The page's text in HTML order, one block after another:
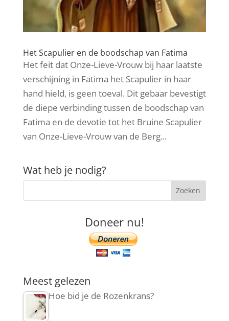
Het Scapulier en de boodschap van Fatima
Het feit dat Onze-Lieve-Vrouw bij haar laatste
verschijning in Fatima het Scapulier in haar
hand hield, is geen toeval. Dit gebaar bevestigt
de diepe verbinding tussen de boodschap van
Fatima en de devotie tot het Bruine Scapulier
van Onze-Lieve-Vrouw van de Berg...
Wat heb je nodig?
Doneer nu!
Meest gelezen
Hoe bid je de Rozenkrans?